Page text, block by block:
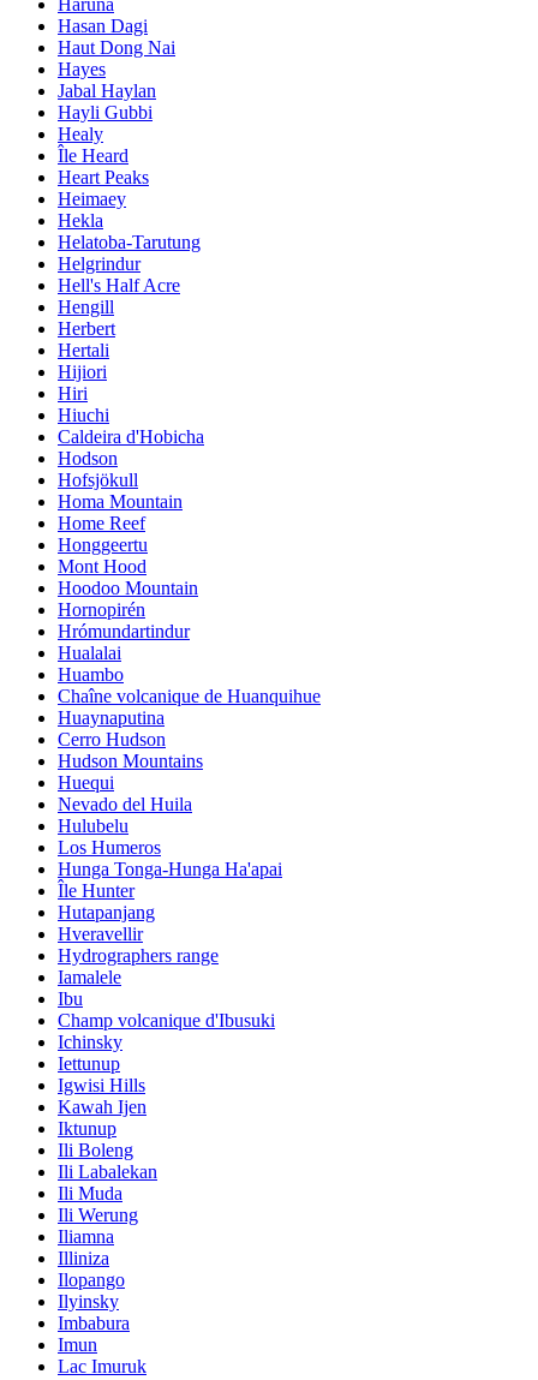
Hasan Dagi
Haut Dong Nai
Hayes
Jabal Haylan
Hayli Gubbi
Healy
Île Heard
Heart Peaks
Heimaey
Hekla
Helatoba-Tarutung
Helgrindur
Hell's Half Acre
Hengill
Herbert
Hertali
Hijiori
Hiri
Hiuchi
Caldeira d'Hobicha
Hodson
Hofsjökull
Homa Mountain
Home Reef
Honggeertu
Mont Hood
Hoodoo Mountain
Hornopirén
Hrómundartindur
Hualalai
Huambo
Chaîne volcanique de Huanquihue
Huaynaputina
Cerro Hudson
Hudson Mountains
Huequi
Nevado del Huila
Hulubelu
Los Humeros
Hunga Tonga-Hunga Ha'apai
Île Hunter
Hutapanjang
Hveravellir
Hydrographers range
Iamalele
Ibu
Champ volcanique d'Ibusuki
Ichinsky
Iettunup
Igwisi Hills
Kawah Ijen
Iktunup
Ili Boleng
Ili Labalekan
Ili Muda
Ili Werung
Iliamna
Illiniza
Ilopango
Ilyinsky
Imbabura
Imun
Lac Imuruk